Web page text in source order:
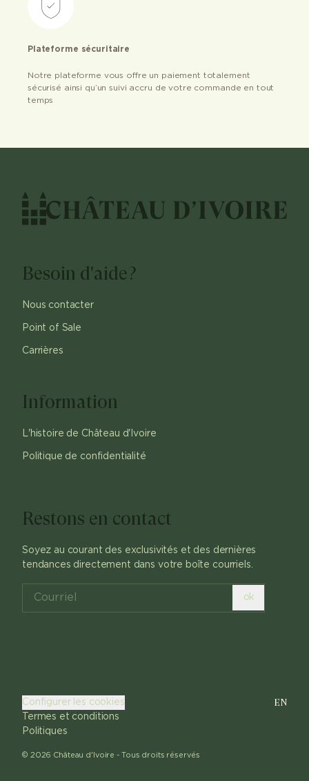
Plateforme sécuritaire
Notre plateforme vous offre un paiement totalement
sécurisé ainsi qu’un suivi accru de votre commande en tout
temps
Besoin d'aide?
Nous contacter
Point of Sale
Carrières
Information
L'histoire de Château d'Ivoire
Politique de confidentialité
Restons en contact
Soyez au courant des exclusivités et des dernières
tendances directement dans votre boîte courriels.
ok
© 2026 Château d'Ivoire - Tous droits réservés
Configurer les cookies
Termes et conditions
Politiques
EN